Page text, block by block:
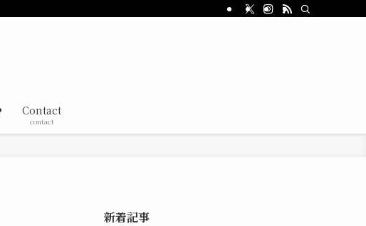
Contact
contact
新着記事